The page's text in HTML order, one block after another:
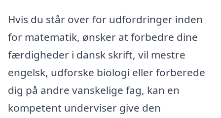
Hvis du står over for udfordringer inden
for matematik, ønsker at forbedre dine
færdigheder i dansk skrift, vil mestre
engelsk, udforske biologi eller forberede
dig på andre vanskelige fag, kan en
kompetent underviser give den